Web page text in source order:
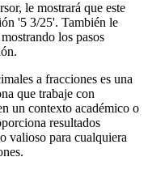
le mostrará que este
'5 3/25'. También le
los pasos
a fracciones es una
que trabaje con
un contexto académico o
resultados
valioso para cualquiera